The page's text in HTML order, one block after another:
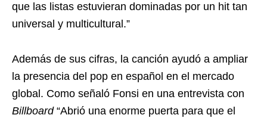
que las listas estuvieran dominadas por un hit tan
universal y multicultural.”
Además de sus cifras, la canción ayudó a ampliar
la presencia del pop en español en el mercado
global. Como señaló Fonsi en una entrevista con
Billboard “Abrió una enorme puerta para que el